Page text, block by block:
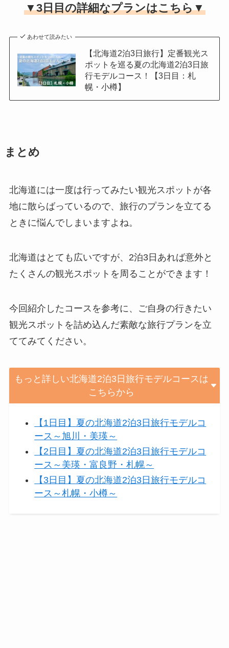
▼3日目の詳細なプランはこちら▼
あわせて読みたい
【北海道2泊3日旅行】定番観光ス
ポットを巡る夏の北海道2泊3日旅
行モデルコース！【3日目：札
幌・小樽】
まとめ
北海道には一度は行ってみたい観光スポットが各
地に散らばっているので、旅行のプランを立てる
ときに悩んでしまいますよね。
北海道はとても広いですが、2泊3日あれば意外と
たくさんの観光スポットを周ることができます！
今回紹介したコースを参考に、ご自身の行きたい
観光スポットを詰め込んだ素敵な旅行プランを立
ててみてください。
もっと詳しい北海道2泊3日旅行モデルコースは
こちらから
【1日目】夏の北海道2泊3日旅行モデルコ
ース～旭川・美瑛～
【2日目】夏の北海道2泊3日旅行モデルコ
ース～美瑛・富良野・札幌～
【3日目】夏の北海道2泊3日旅行モデルコ
ース～札幌・小樽～